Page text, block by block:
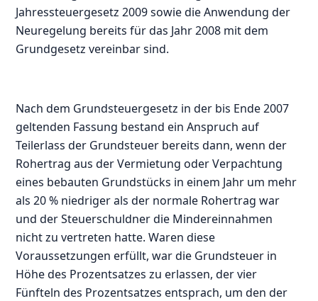
Jahressteuergesetz 2009 sowie die Anwendung der
Neuregelung bereits für das Jahr 2008 mit dem
Grundgesetz vereinbar sind.
Nach dem Grundsteuergesetz in der bis Ende 2007
geltenden Fassung bestand ein Anspruch auf
Teilerlass der Grundsteuer bereits dann, wenn der
Rohertrag aus der Vermietung oder Verpachtung
eines bebauten Grundstücks in einem Jahr um mehr
als 20 % niedriger als der normale Rohertrag war
und der Steuerschuldner die Mindereinnahmen
nicht zu vertreten hatte. Waren diese
Voraussetzungen erfüllt, war die Grundsteuer in
Höhe des Prozentsatzes zu erlassen, der vier
Fünfteln des Prozentsatzes entsprach, um den der